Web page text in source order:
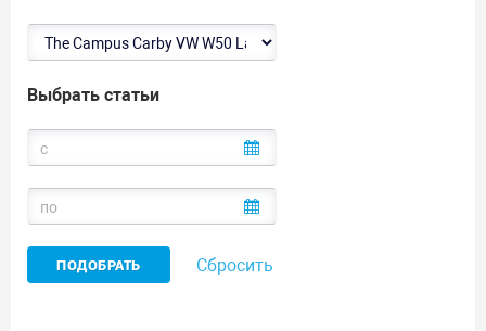
Выбрать статьи
Сбросить